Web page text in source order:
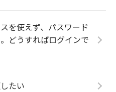
を使えず、パスワード
どうすればログインで
たい